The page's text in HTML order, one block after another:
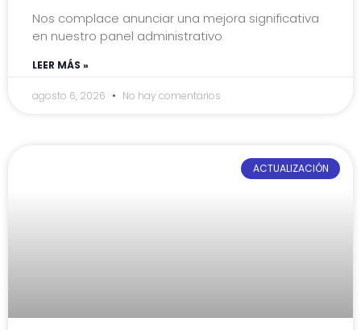
Nos complace anunciar una mejora significativa
en nuestro panel administrativo
LEER MÁS »
agosto 6, 2026 No hay comentarios
ACTUALIZACIÓN